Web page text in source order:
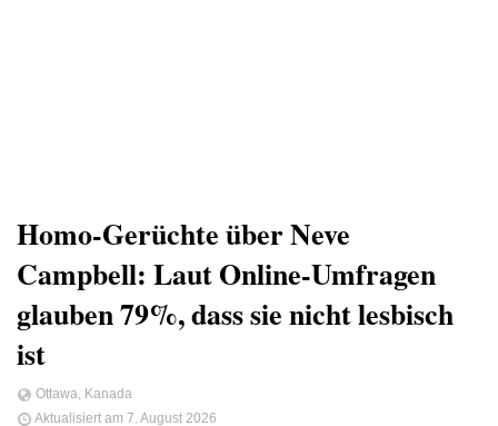
Homo-Gerüchte über Neve
Campbell: Laut Online-Umfragen
glauben 79%, dass sie nicht lesbisch
ist
Ottawa, Kanada
Aktualisiert am 7. August 2026